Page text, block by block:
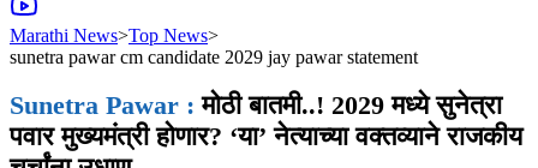
Marathi News>Top News>
sunetra pawar cm candidate 2029 jay pawar statement
Sunetra Pawar : मोठी बातमी..! 2029 मध्ये सुनेत्रा
पवार मुख्यमंत्री होणार? ‘या’ नेत्याच्या वक्तव्याने राजकीय